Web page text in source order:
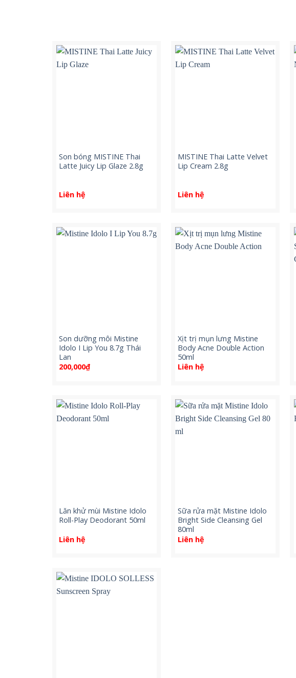
Son bóng MISTINE Thai
Latte Juicy Lip Glaze 2.8g
Liên hệ
MISTINE Thai Latte Velvet
Lip Cream 2.8g
Liên hệ
Son dưỡng môi Mistine
Idolo I Lip You 8.7g Thái
Lan
200,000₫
Xịt trị mụn lưng Mistine
Body Acne Double Action
50ml
Liên hệ
Lăn khử mùi Mistine Idolo
Roll-Play Deodorant 50ml
Liên hệ
Sữa rửa mặt Mistine Idolo
Bright Side Cleansing Gel
80ml
Liên hệ